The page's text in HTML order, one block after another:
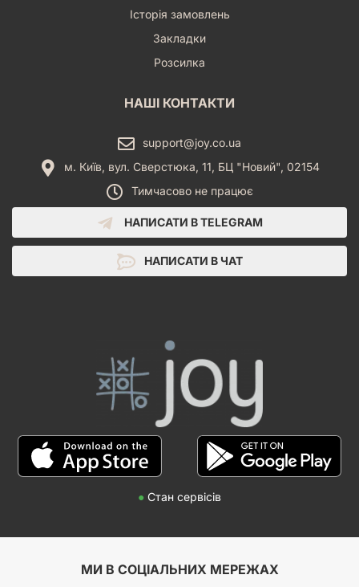
Історія замовлень
Закладки
Розсилка
НАШІ КОНТАКТИ
support@joy.co.ua
м. Київ, вул. Сверстюка, 11, БЦ "Новий", 02154
Тимчасово не працює
НАПИСАТИ В TELEGRAM
НАПИСАТИ В ЧАТ
● Стан сервісів
МИ В СОЦІАЛЬНИХ МЕРЕЖАХ